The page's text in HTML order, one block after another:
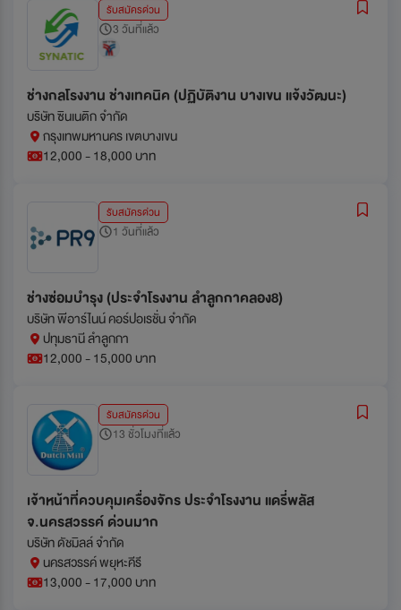
รับสมัครด่วน
3 วันที่แล้ว
ช่างกลโรงงาน ช่างเทคนิค (ปฏิบัติงาน บางเขน แจ้งวัฒนะ)
บริษัท ซินเนติก จำกัด
กรุงเทพมหานคร เขตบางเขน
12,000 - 18,000 บาท
รับสมัครด่วน
1 วันที่แล้ว
ช่างซ่อมบำรุง (ประจำโรงงาน ลำลูกกาคลอง8)
บริษัท พีอาร์ไนน์ คอร์ปอเรชั่น จำกัด
ปทุมธานี ลำลูกกา
12,000 - 15,000 บาท
รับสมัครด่วน
13 ชั่วโมงที่แล้ว
เจ้าหน้าที่ควบคุมเครื่องจักร ประจำโรงงาน แดรี่พลัส
จ.นครสวรรค์ ด่วนมาก
บริษัท ดัชมิลล์ จำกัด
นครสวรรค์ พยุหะคีรี
13,000 - 17,000 บาท